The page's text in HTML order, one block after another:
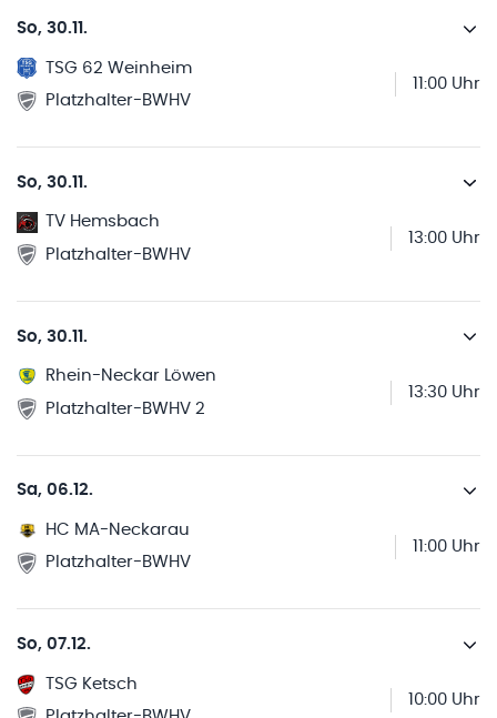
So, 30.11.
TSG 62 Weinheim
Platzhalter-BWHV
11:00 Uhr
So, 30.11.
TV Hemsbach
Platzhalter-BWHV
13:00 Uhr
So, 30.11.
Rhein-Neckar Löwen
Platzhalter-BWHV 2
13:30 Uhr
Sa, 06.12.
HC MA-Neckarau
Platzhalter-BWHV
11:00 Uhr
So, 07.12.
TSG Ketsch
10:00 Uhr